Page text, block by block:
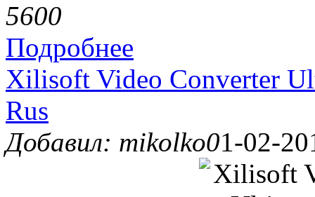
5600
Подробнее
Xilisoft Video Converter
Rus
Добавил: mikolko01-02-